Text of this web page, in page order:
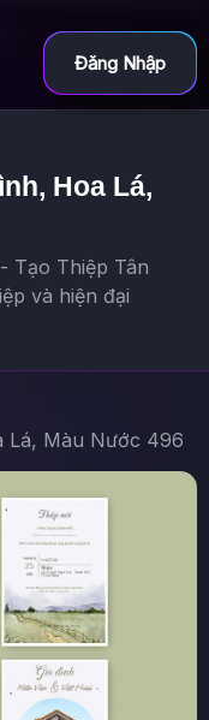
Đăng Nhập
Hoa Lá,
Tạo Thiệp Tân
và hiện đại
Lá, Màu Nước 496